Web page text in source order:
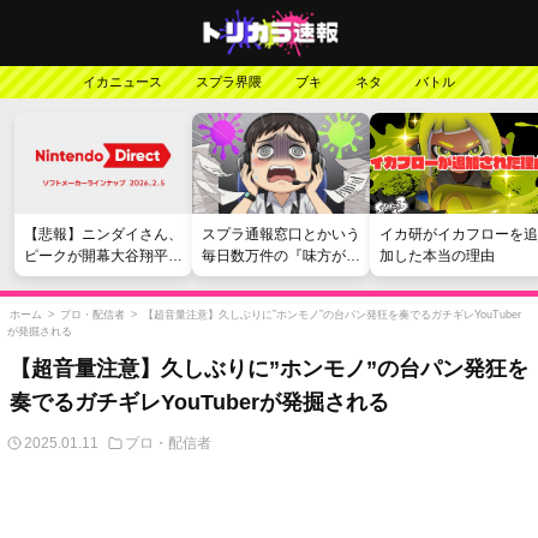
イカニュース スプラ界隈 ブキ ネタ バトル
【悲報】ニンダイさん、
ピークが開幕大谷翔平の
がっかりダイレクトだっ
たと言われてしまう
スプラ通報窓口とかいう
毎日数万件の『味方が弱
い』愚痴を読まされる苦
行
イカ研がイカフローを追
加した本当の理由
ホーム > プロ・配信者 >
【超音量注意】久しぶりに”ホンモノ”の台パン発狂を奏でるガチギレYouTuber
が発掘される
【超音量注意】久しぶりに”ホンモノ”の台パン発狂を
奏でるガチギレYouTuberが発掘される
2025.01.11 プロ・配信者